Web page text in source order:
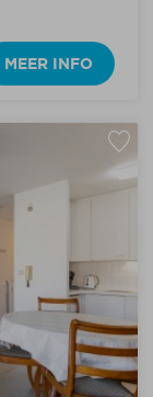
MEER INFO